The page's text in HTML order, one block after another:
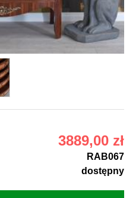
3889,00 zł
RAB067
dostępny